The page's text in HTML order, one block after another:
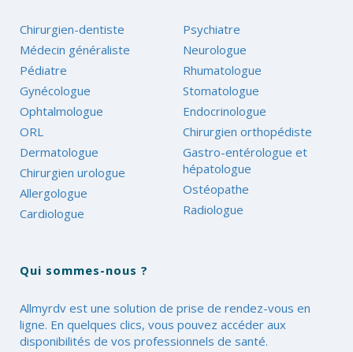
Chirurgien-dentiste
Médecin généraliste
Pédiatre
Gynécologue
Ophtalmologue
ORL
Dermatologue
Chirurgien urologue
Allergologue
Cardiologue
Psychiatre
Neurologue
Rhumatologue
Stomatologue
Endocrinologue
Chirurgien orthopédiste
Gastro-entérologue et
hépatologue
Ostéopathe
Radiologue
Qui sommes-nous ?
Allmyrdv est une solution de prise de rendez-vous en
ligne. En quelques clics, vous pouvez accéder aux
disponibilités de vos professionnels de santé.